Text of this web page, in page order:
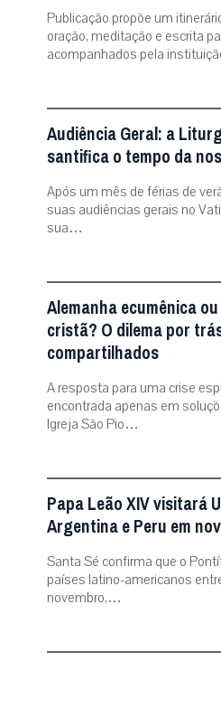
Publicação propõe um
oração, meditação e escrita
acompanhados pela
Audiência Geral: a
santifica o tempo da
Após um mês de férias de
suas audiências gerais no
sua…
Alemanha ecumênica
cristã? O dilema por
compartilhados
A resposta para uma crise
encontrada apenas em
Igreja São Pio…
Papa Leão XIV visitará
Argentina e Peru em
Santa Sé confirma que o
países latino-americanos
novembro,…